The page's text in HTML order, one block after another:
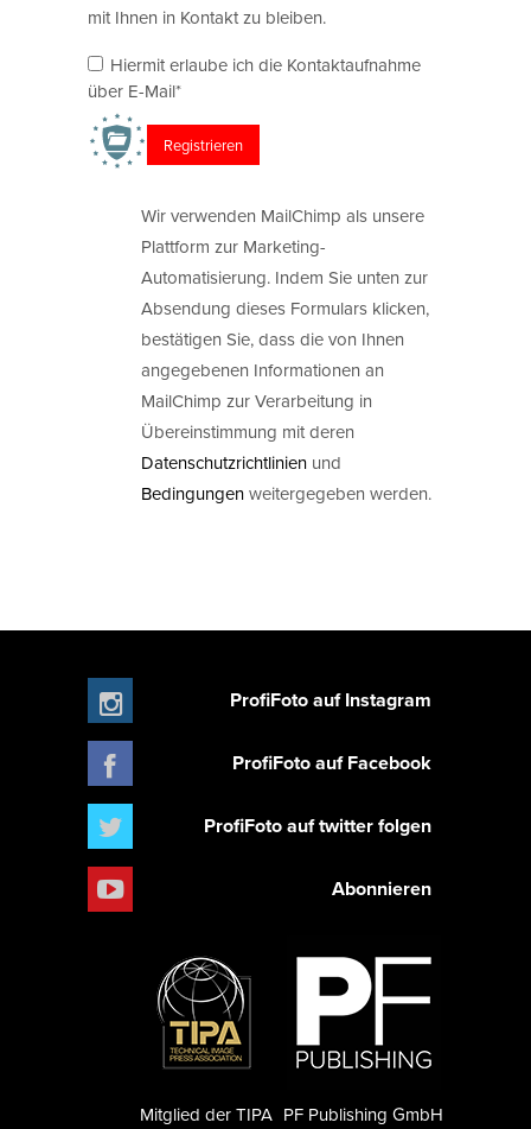
mit Ihnen in Kontakt zu bleiben.
Hiermit erlaube ich die Kontaktaufnahme
über E-Mail*
Wir verwenden MailChimp als unsere
Plattform zur Marketing-
Automatisierung. Indem Sie unten zur
Absendung dieses Formulars klicken,
bestätigen Sie, dass die von Ihnen
angegebenen Informationen an
MailChimp zur Verarbeitung in
Übereinstimmung mit deren
Datenschutzrichtlinien und
Bedingungenweitergegeben werden.
ProfiFoto auf Instagram
ProfiFoto auf Facebook
ProfiFoto auf twitter folgen
Abonnieren
PF Publishing GmbH
Mitglied der TIPA